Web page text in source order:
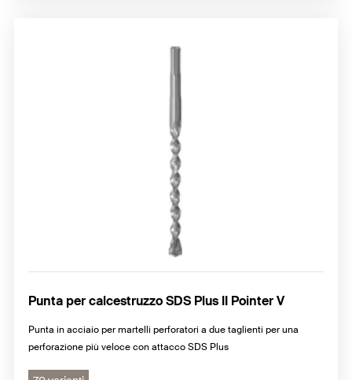
Punta per calcestruzzo SDS Plus II Pointer V
Punta in acciaio per martelli perforatori a due taglienti per una
perforazione più veloce con attacco SDS Plus